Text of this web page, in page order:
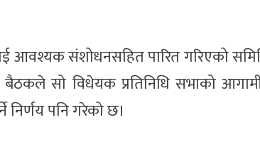
आवश्यक संशोधनसहित पारित गरिएको
बैठकले सो विधेयक प्रतिनिधि सभाको
निर्णय पनि गरेको छ।